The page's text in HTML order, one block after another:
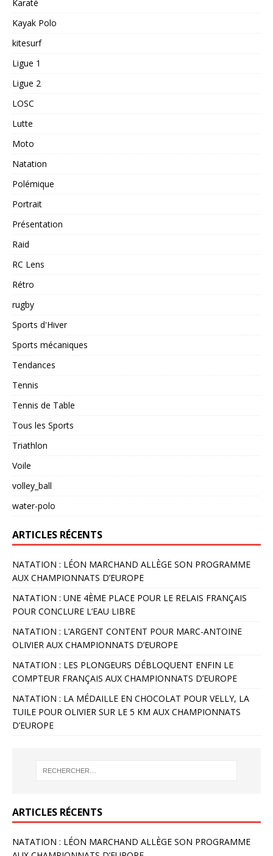
Karaté
Kayak Polo
kitesurf
Ligue 1
Ligue 2
LOSC
Lutte
Moto
Natation
Polémique
Portrait
Présentation
Raid
RC Lens
Rétro
rugby
Sports d'Hiver
Sports mécaniques
Tendances
Tennis
Tennis de Table
Tous les Sports
Triathlon
Voile
volley_ball
water-polo
ARTICLES RÉCENTS
NATATION : LÉON MARCHAND ALLÈGE SON PROGRAMME
AUX CHAMPIONNATS D’EUROPE
NATATION : UNE 4ÈME PLACE POUR LE RELAIS FRANÇAIS
POUR CONCLURE L’EAU LIBRE
NATATION : L’ARGENT CONTENT POUR MARC-ANTOINE
OLIVIER AUX CHAMPIONNATS D’EUROPE
NATATION : LES PLONGEURS DÉBLOQUENT ENFIN LE
COMPTEUR FRANÇAIS AUX CHAMPIONNATS D’EUROPE
NATATION : LA MÉDAILLE EN CHOCOLAT POUR VELLY, LA
TUILE POUR OLIVIER SUR LE 5 KM AUX CHAMPIONNATS
D’EUROPE
ARTICLES RÉCENTS
NATATION : LÉON MARCHAND ALLÈGE SON PROGRAMME